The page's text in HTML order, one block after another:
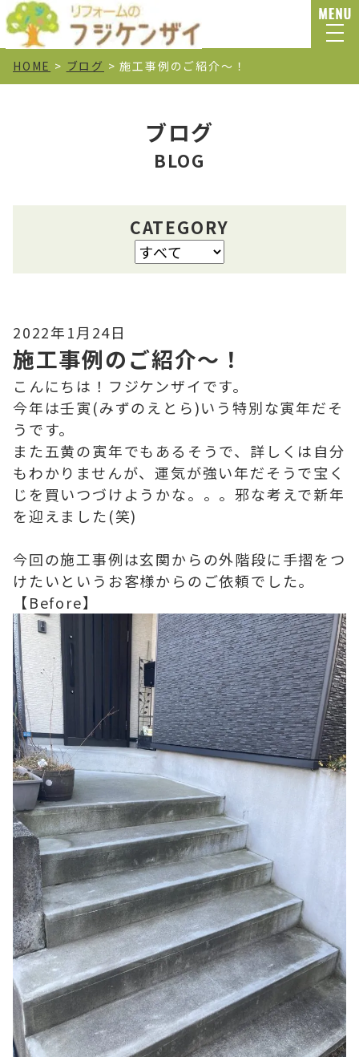
HOME > ブログ >施工事例のご紹介～！
ブログ
BLOG
CATEGORY
2022年1月24日
施工事例のご紹介～！
こんにちは！フジケンザイです。
今年は壬寅(みずのえとら)いう特別な寅年だそ
うです。
また五黄の寅年でもあるそうで、詳しくは自分
もわかりませんが、運気が強い年だそうで宝く
じを買いつづけようかな。。。邪な考えで新年
を迎えました(笑)
今回の施工事例は玄関からの外階段に手摺をつ
けたいというお客様からのご依頼でした。
【Before】